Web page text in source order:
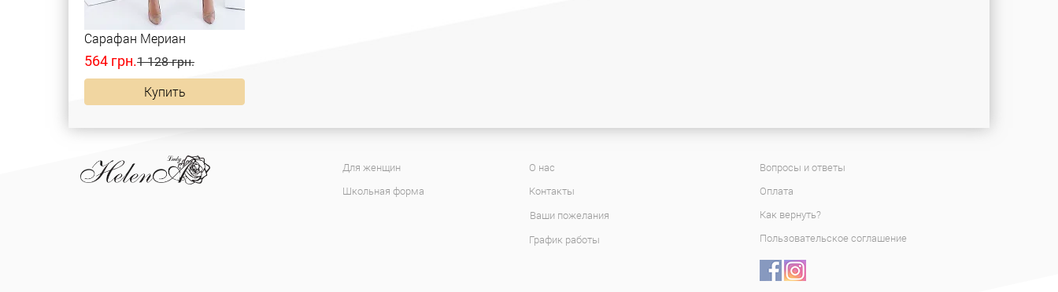
Сарафан Мериан
564 грн.1 128 грн.
Купить
Для женщин
Школьная форма
О нас
Контакты
Ваши пожелания
График работы
Вопросы и ответы
Оплата
Как вернуть?
Пользовательское соглашение